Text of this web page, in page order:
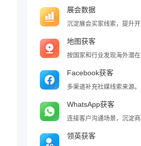
展会数据
沉淀展会买家线索，提升开
地图获客
按国家和行业发现海外潜在
Facebook获客
多渠道补充社媒线索来源。
WhatsApp获客
连接客户沟通场景，沉淀商
领英获客